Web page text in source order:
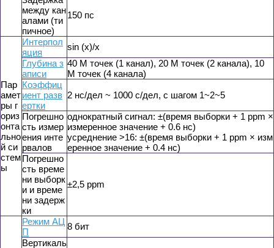
между кан
алами (ти
пичное)
150 пс
Пар
амет
ры г
ориз
онта
льно
й си
стем
ы
Интерпол
яция
sin (x)/x
Глубина з
аписи
40 М точек (1 канал), 20 М точек (2 канала), 10
М точек (4 канала)
Коэффиц
иент разв
ертки
2 нс/дел ~ 1000 с/дел, с шагом 1~2~5
Погрешно
сть измер
ения инте
рвалов
однократный сигнал: ±(время выборки + 1 ppm ×
измеренное значение + 0.6 нс)
усреднение >16: ±(время выборки + 1 ppm × изм
еренное значение + 0.4 нс)
Погрешно
сть време
ни выборк
и и време
ни задерж
ки
±2,5 ppm
Режим АЦ
П
8 бит
Вертикаль